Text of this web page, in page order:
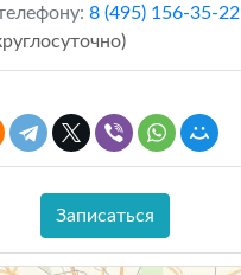
8 (495) 156-35-22
Записаться